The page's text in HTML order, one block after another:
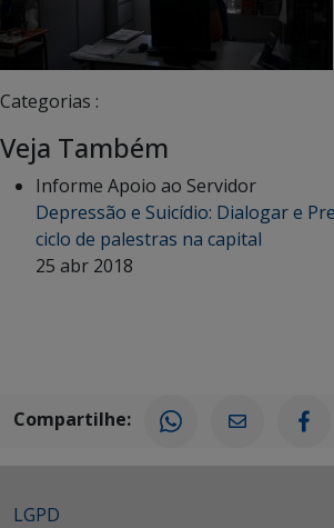
Categorias :
Veja Também
Informe Apoio ao Servidor
Depressão e Suicídio: Dialogar e
ciclo de palestras na capital
25 abr 2018
Compartilhe:
LGPD